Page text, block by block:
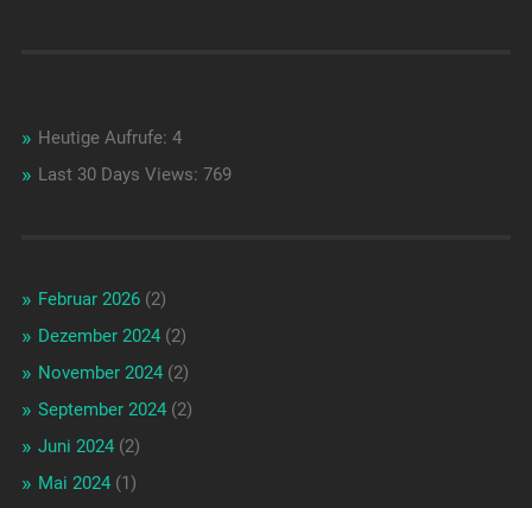
Heutige Aufrufe: 4
Last 30 Days Views: 769
Februar 2026(2)
Dezember 2024(2)
November 2024(2)
September 2024(2)
Juni 2024(2)
Mai 2024(1)